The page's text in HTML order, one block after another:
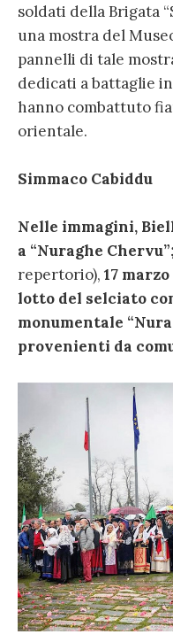
soldati della Brigata
una mostra del
pannelli di tale
dedicati a battaglie in
hanno combattuto
orientale.
Simmaco Cabiddu
Nelle immagini,
a “Nuraghe
repertorio), 17
lotto del selciato
monumentale
provenienti da